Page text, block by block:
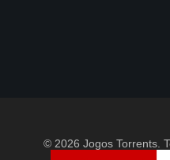
© 2026 Jogos Torrents.